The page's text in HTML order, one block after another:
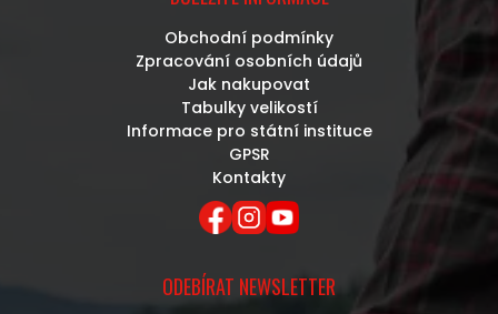
Obchodní podmínky
Zpracování osobních údajů
Jak nakupovat
Tabulky velikostí
Informace pro státní instituce
GPSR
Kontakty
ODEBÍRAT NEWSLETTER